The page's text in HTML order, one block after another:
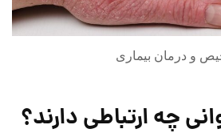
و درمان بیماری
چه ارتباطی دارند؟